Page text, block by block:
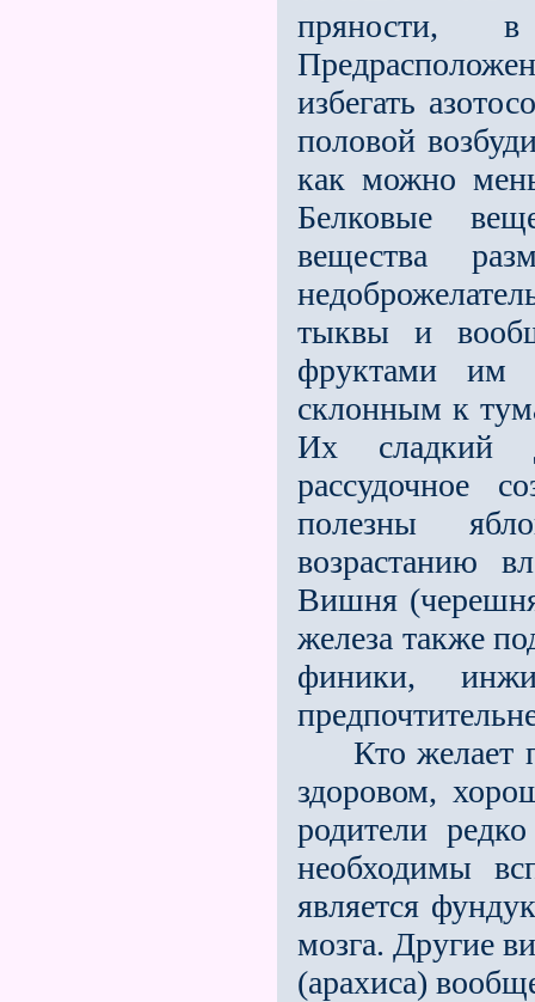
пряности,
избегать
половой
как можно
Белковые
вещества
тыквы и
фруктами им
склонным к
Их сладкий
рассудочное
полезны
возрастанию
Вишня
железа также
финики,
Кто желает
здоровом,
родители
необходимы
является
мозга. Другие
(арахиса)